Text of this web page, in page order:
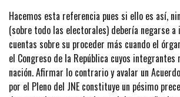
Hacemos esta referencia pues si ello es así,
(sobre todo las electorales) debería negarse
cuentas sobre su proceder más cuando el
el Congreso de la República cuyos integrantes
nación. Afirmar lo contrario y avalar un
por el Pleno del JNE constituye un pésimo